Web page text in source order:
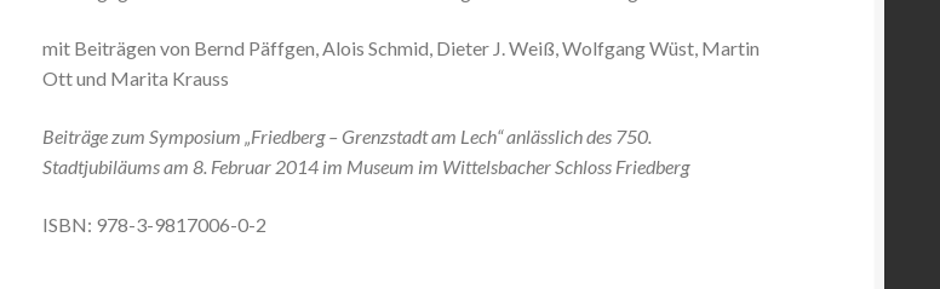
mit Beiträgen von Bernd Päffgen, Alois Schmid, Dieter J. Weiß, Wolfgang Wüst, Martin
Ott und Marita Krauss
Beiträge zum Symposium „Friedberg – Grenzstadt am Lech“ anlässlich des 750.
Stadtjubiläums am 8. Februar 2014 im Museum im Wittelsbacher Schloss Friedberg
ISBN: 978-3-9817006-0-2